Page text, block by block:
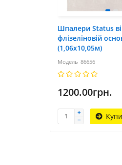
Шпалери Status
флізеліновій
(1,06х10,05м)
86656
1200.00грн.